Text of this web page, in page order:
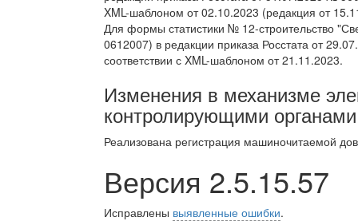
XML-шаблоном от 02.10.2023 (редакция от
Для формы статистики № 12-строительство
0612007) в редакции приказа Росстата от
соответствии с XML-шаблоном от 21.11.2023.
Изменения в механизме
контролирующими органами
Реализована регистрация машиночитаемой
Версия 2.5.15.57
Исправлены выявленные ошибки.